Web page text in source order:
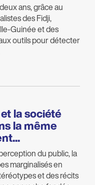
ans, grâce au
des Fidji,
Guinée et des
outils pour détecter
la société
la même
du public, la
marginalisés en
et des récits